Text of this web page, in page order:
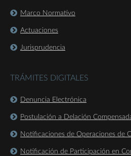
Marco Normativo
Actuaciones
Jurisprudencia
TRÁMITES DIGITALES
Denuncia Electrónica
Postulación a Delación
Notificaciones de Operaciones de
Notificación de Participación en